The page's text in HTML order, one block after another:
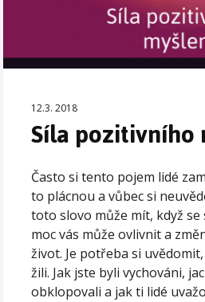
12.3. 2018
Síla pozitivního
Často si tento pojem lidé
to plácnou a vůbec si
toto slovo může mít, když se
moc vás může ovlivnit a
život. Je potřeba si
žili. Jak jste byli vychováni,
obklopovali a jak ti lidé